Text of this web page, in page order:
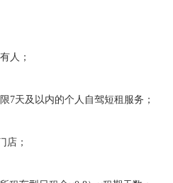
人；
7天及以内的个人自驾短租服务；
店；